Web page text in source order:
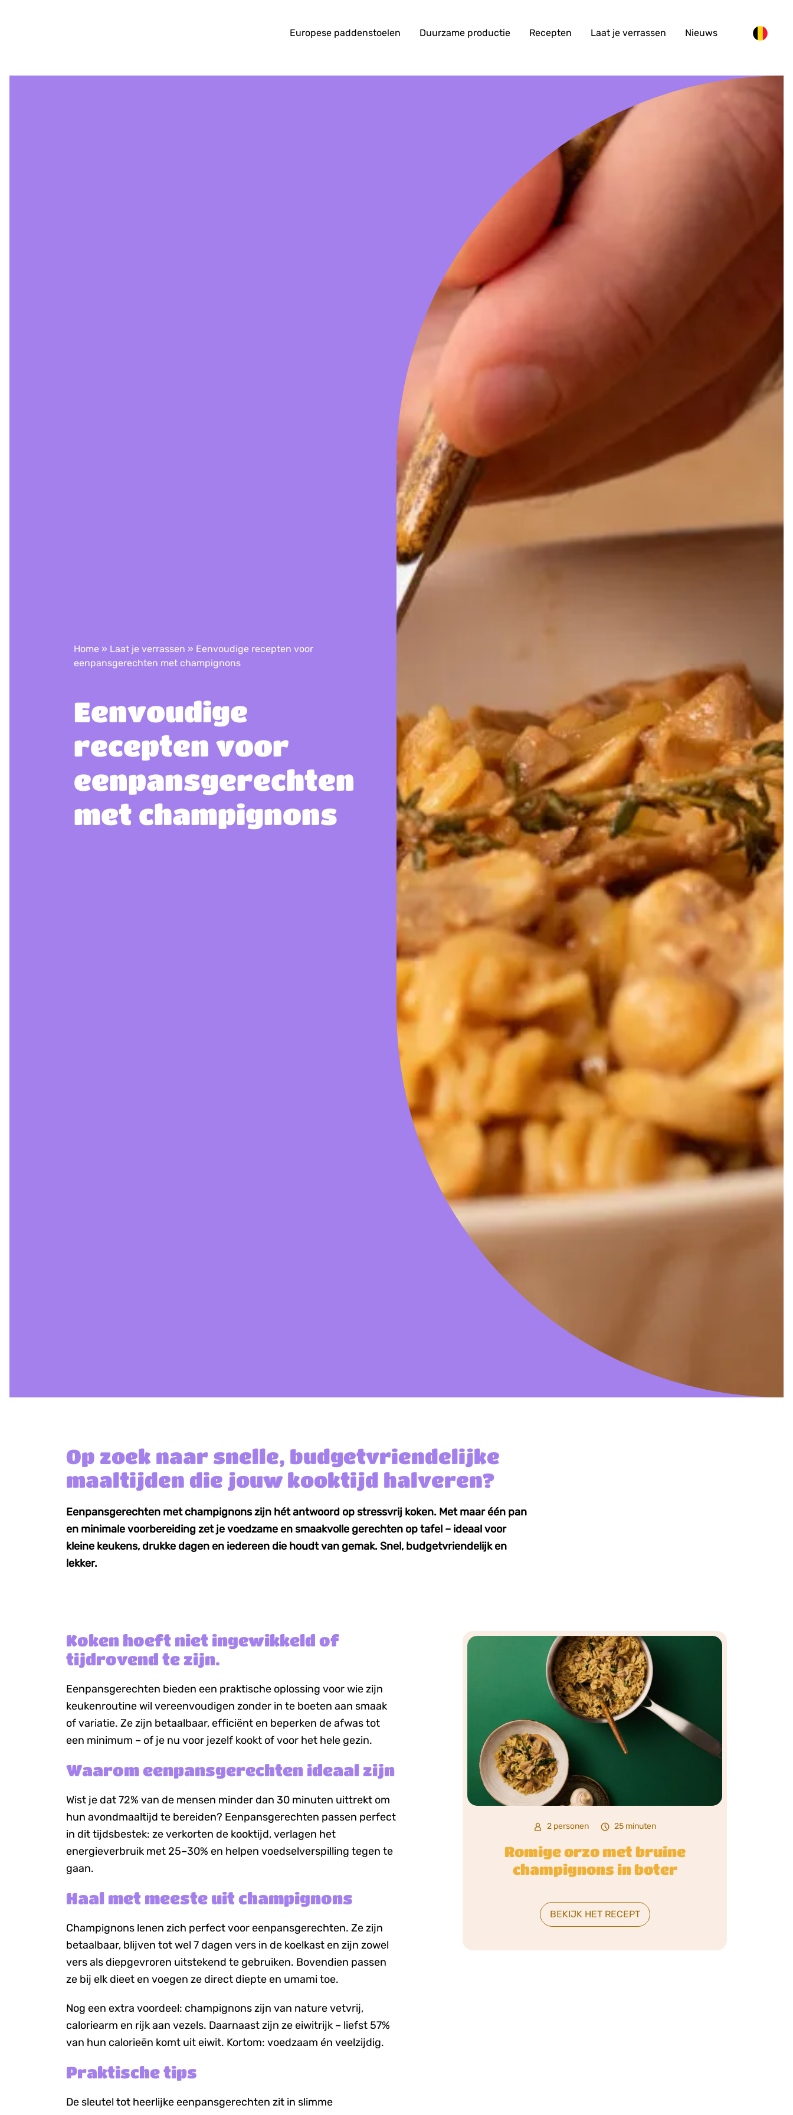
Europese paddenstoelen Duurzame productie Recepten Laat je verrassen Nieuws
Home » Laat je verrassen » Eenvoudige recepten voor
eenpansgerechten met champignons​​​​
Eenvoudige
recepten voor
eenpansgerechten
met champignons​​​​
Op zoek naar snelle, budgetvriendelijke
maaltijden die jouw kooktijd halveren?
Eenpansgerechten met champignons zijn hét antwoord op stressvrij koken. Met maar één pan
en minimale voorbereiding zet je voedzame en smaakvolle gerechten op tafel – ideaal voor
kleine keukens, drukke dagen en iedereen die houdt van gemak. Snel, budgetvriendelijk en
lekker.
Koken hoeft niet ingewikkeld of
tijdrovend te zijn.
Eenpansgerechten bieden een praktische oplossing voor wie zijn
keukenroutine wil vereenvoudigen zonder in te boeten aan smaak
of variatie. Ze zijn betaalbaar, efficiënt en beperken de afwas tot
een minimum – of je nu voor jezelf kookt of voor het hele gezin.
Waarom eenpansgerechten ideaal zijn
Wist je dat 72% van de mensen minder dan 30 minuten uittrekt om
hun avondmaaltijd te bereiden? Eenpansgerechten passen perfect
in dit tijdsbestek: ze verkorten de kooktijd, verlagen het
energieverbruik met 25–30% en helpen voedselverspilling tegen te
gaan.
Haal met meeste uit champignons
Champignons lenen zich perfect voor eenpansgerechten. Ze zijn
betaalbaar, blijven tot wel 7 dagen vers in de koelkast en zijn zowel
vers als diepgevroren uitstekend te gebruiken. Bovendien passen
ze bij elk dieet en voegen ze direct diepte en umami toe.
Nog een extra voordeel: champignons zijn van nature vetvrij,
caloriearm en rijk aan vezels. Daarnaast zijn ze eiwitrijk – liefst 57%
van hun calorieën komt uit eiwit. Kortom: voedzaam én veelzijdig.
Praktische tips
De sleutel tot heerlijke eenpansgerechten zit in slimme
2 personen 25 minuten
Romige orzo met bruine
champignons in boter
BEKIJK HET RECEPT